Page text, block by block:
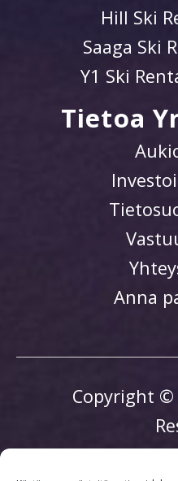
Hill Ski
Saaga Ski
Y1 Ski
Tietoa
Anna
Copyright ©